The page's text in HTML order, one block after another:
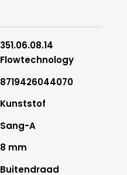
351.06.08.14
Flowtechnology
8719426044070
Kunststof
Sang-A
8 mm
Buitendraad